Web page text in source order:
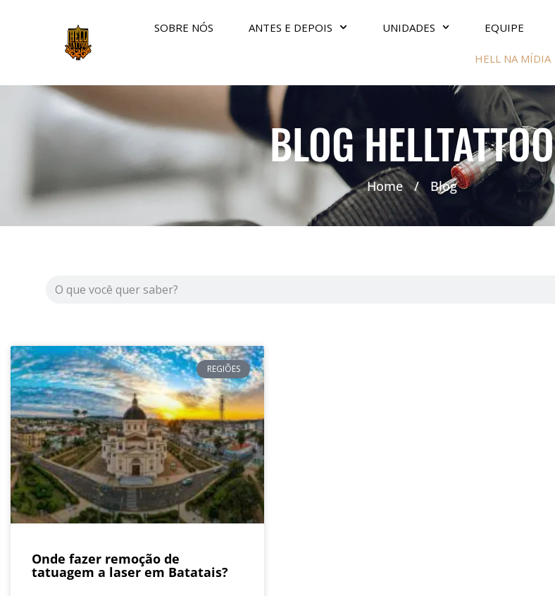
SOBRE NÓS ANTES E DEPOIS UNIDADES EQUIPE
HELL NA MÍDIA
BLOG HELLTATTOO
Home / Blog
REGIÕES
Onde fazer remoção de
tatuagem a laser em Batatais?